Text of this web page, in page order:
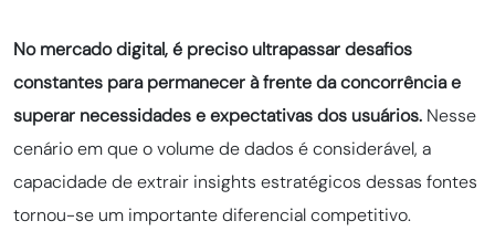
No mercado digital, é preciso ultrapassar desafios
constantes para permanecer à frente da concorrência e
superar necessidades e expectativas dos usuários. Nesse
cenário em que o volume de dados é considerável, a
capacidade de extrair insights estratégicos dessas fontes
tornou-se um importante diferencial competitivo.